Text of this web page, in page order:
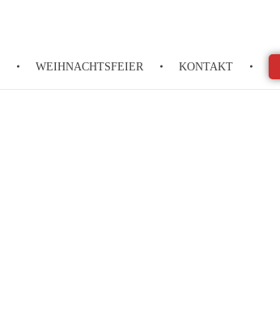
WEIHNACHTSFEIER KONTAKT